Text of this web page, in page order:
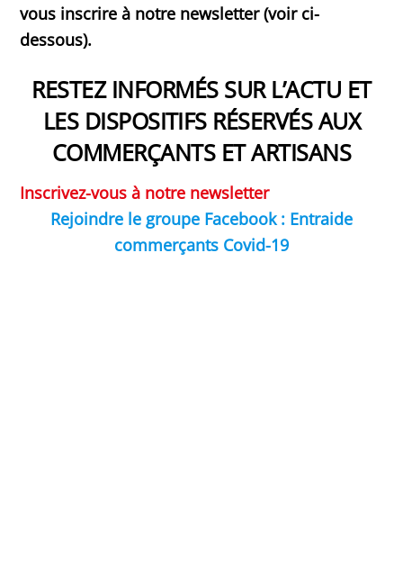
vous inscrire à notre newsletter (voir ci-
dessous).
RESTEZ INFORMÉS SUR L’ACTU ET
LES DISPOSITIFS RÉSERVÉS AUX
COMMERÇANTS ET ARTISANS
Inscrivez-vous à notre newsletter
Rejoindre le groupe Facebook : Entraide
commerçants Covid-19